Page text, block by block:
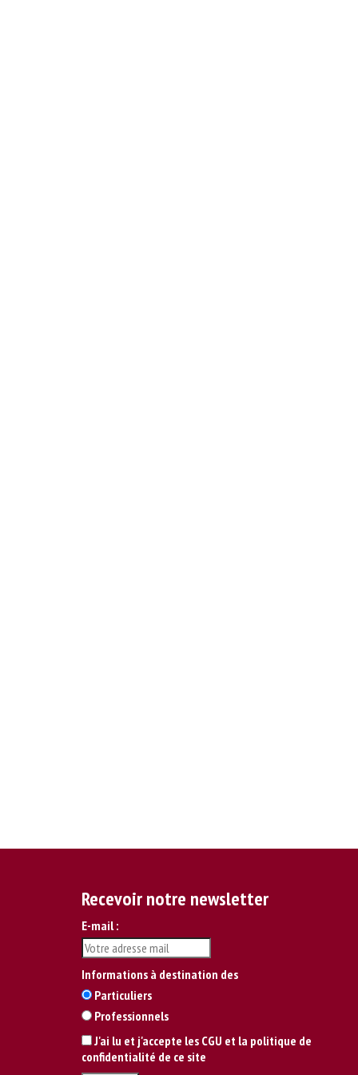
Recevoir notre newsletter
E-mail :
Informations à destination des
Particuliers
Professionnels
J'ai lu et j'accepte les CGU et la politique de
confidentialité de ce site